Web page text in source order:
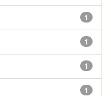
1
1
1
1